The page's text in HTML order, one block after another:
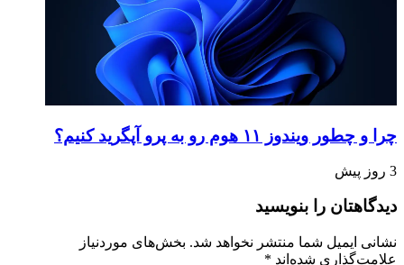
چرا و چطور ویندوز ۱۱ هوم رو به پرو آپگرید کنیم؟
3 روز پیش
دیدگاهتان را بنویسید
نشانی ایمیل شما منتشر نخواهد شد. بخش‌های موردنیاز
علامت‌گذاری شده‌اند *